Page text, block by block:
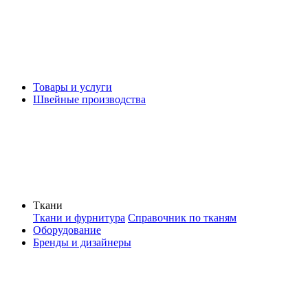
Товары и услуги
Швейные производства
Ткани
Ткани и фурнитура Справочник по тканям
Оборудование
Бренды и дизайнеры